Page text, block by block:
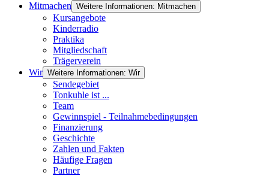
Mitmachen Weitere Informationen: Mitmachen
Kursangebote
Kinderradio
Praktika
Mitgliedschaft
Trägerverein
Wir Weitere Informationen: Wir
Sendegebiet
Tonkuhle ist ...
Team
Gewinnspiel - Teilnahmebedingungen
Finanzierung
Geschichte
Zahlen und Fakten
Häufige Fragen
Partner